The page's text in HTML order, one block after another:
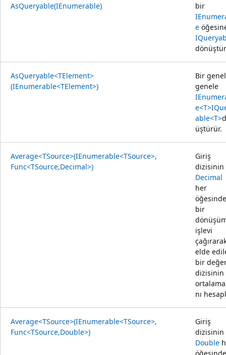
AsQueryable(IEnumerable)
bir
e
AsQueryable<TElement>
(IEnumerable<TElement>)
Bir
genele
e<T>
able<T>
üştürür.
Average<TSource>(IEnumerable<TSource>,
Func<TSource,Decimal>)
Giriş
dizisinin
Decimal
her
öğesinde
bir
işlevi
elde
bir
dizisinin
nı
Average<TSource>(IEnumerable<TSource>,
Func<TSource,Double>)
Giriş
dizisinin
Double
öğesinde